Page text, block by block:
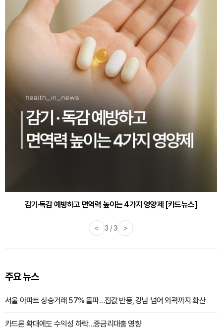
감기·독감 예방하고 면역력 높이는 4가지 영양제 [카드뉴스]
< 3 / 3 >
주요 뉴스
서울 아파트 상승거래 57% 돌파…집값 반등, 강남 넘어 외곽까지 확산
카드론 확대에도 수익성 하락…중금리대출 영향